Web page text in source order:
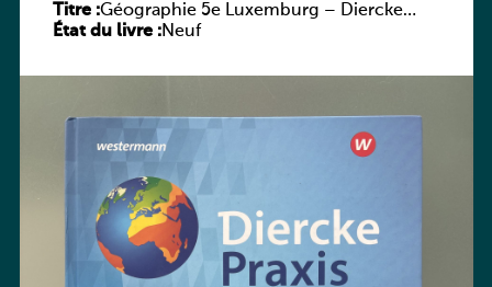
Titre :Géographie 5e Luxemburg – Diercke
Praxis
État du livre :Neuf